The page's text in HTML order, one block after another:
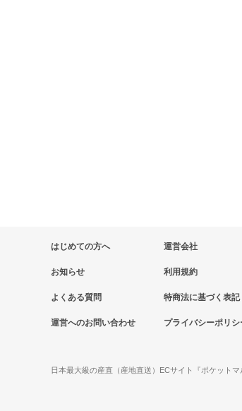
はじめての方へ
お知らせ
よくある質問
運営へのお問い合わせ
運営会社
利用規約
特商法に基づく表記
プライバシーポリシ
日本最大級の産直（産地直送）ECサイト『ポケットマ